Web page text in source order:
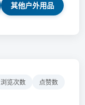
其他户外用品
浏览次数 点赞数